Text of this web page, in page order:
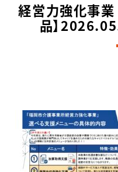
経営力強化事
品】